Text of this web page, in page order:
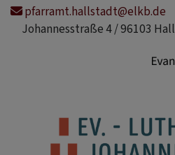
Direktpfarramt.hallstadt@elkb.de
Johannesstraße 4 / 96103